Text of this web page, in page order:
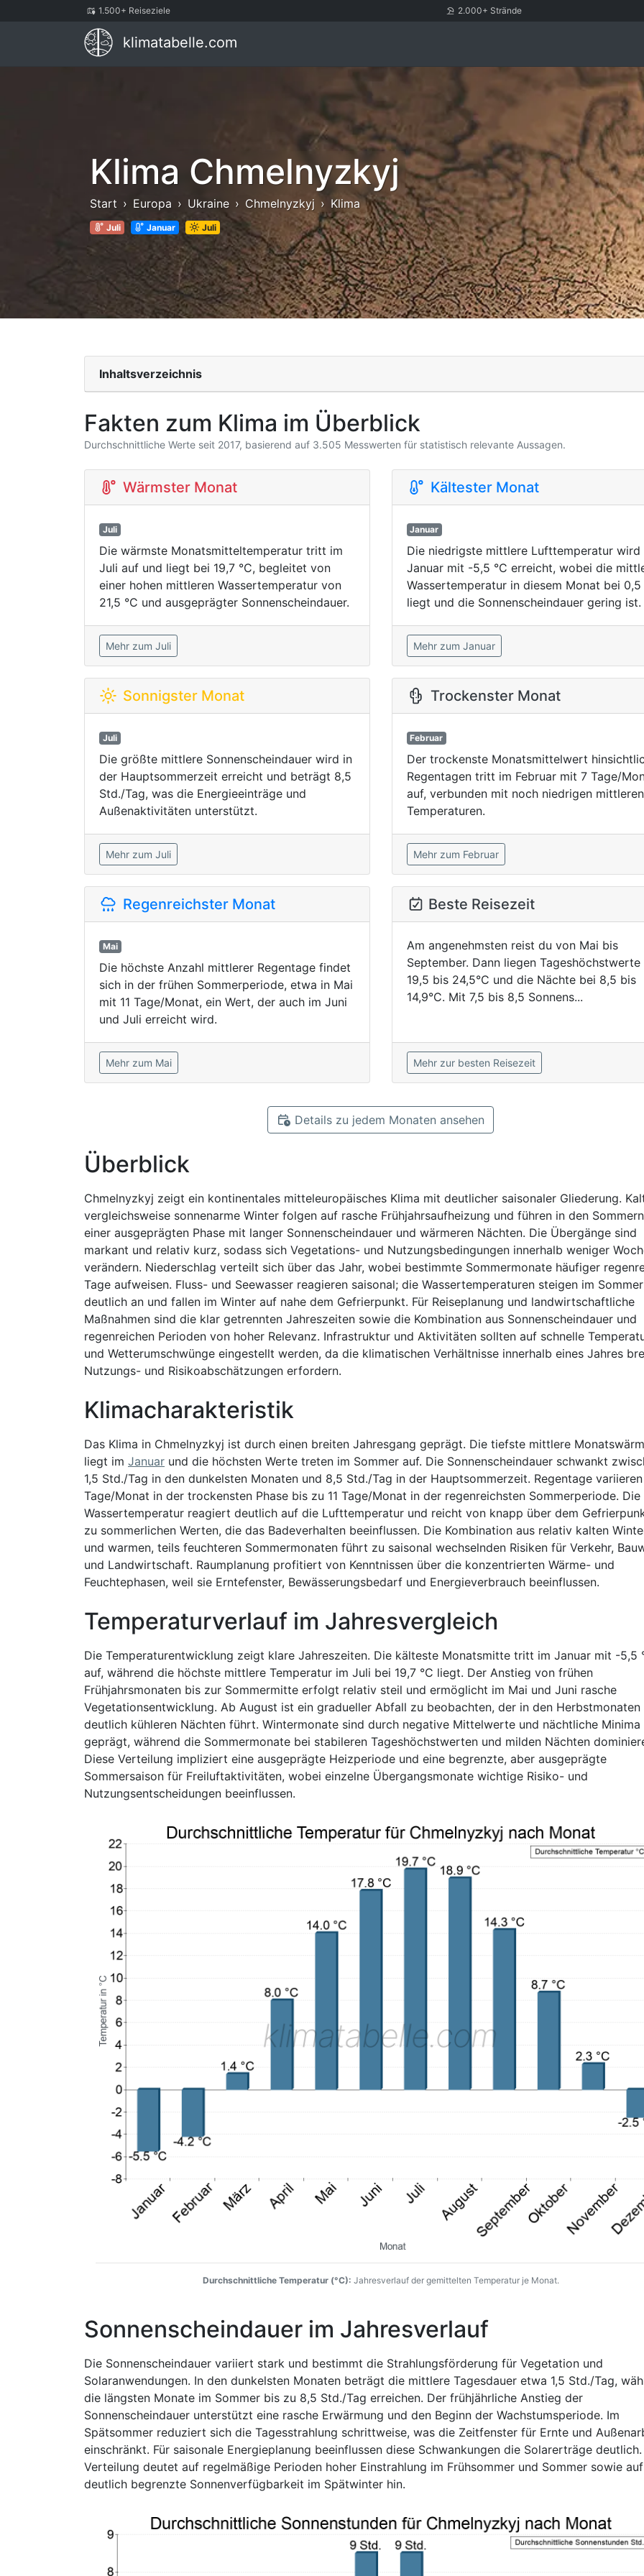
1.500+ Reiseziele 2.000+ Strände
klimatabelle.com
Klima Chmelnyzkyj
Start Europa Ukraine Chmelnyzkyj Klima
Juli Januar Juli
Inhaltsverzeichnis
Fakten zum Klima im Überblick
Durchschnittliche Werte seit 2017, basierend auf 3.505 Messwerten für statistisch relevante Aussagen.
Wärmster Monat
Juli
Die wärmste Monatsmitteltemperatur tritt im
Juli auf und liegt bei 19,7 °C, begleitet von
einer hohen mittleren Wassertemperatur von
21,5 °C und ausgeprägter Sonnenscheindauer.
Mehr zum Juli
Kältester Monat
Januar
Die niedrigste mittlere Lufttemperatur wird
Januar mit -5,5 °C erreicht, wobei die
Wassertemperatur in diesem Monat bei 0,5
liegt und die Sonnenscheindauer gering ist.
Mehr zum Januar
Sonnigster Monat
Juli
Die größte mittlere Sonnenscheindauer wird in
der Hauptsommerzeit erreicht und beträgt 8,5
Std./Tag, was die Energieeinträge und
Außenaktivitäten unterstützt.
Mehr zum Juli
Trockenster Monat
Februar
Der trockenste Monatsmittelwert
Regentagen tritt im Februar mit 7 Tage/
auf, verbunden mit noch niedrigen mittleren
Temperaturen.
Mehr zum Februar
Regenreichster Monat
Mai
Die höchste Anzahl mittlerer Regentage findet
sich in der frühen Sommerperiode, etwa in Mai
mit 11 Tage/Monat, ein Wert, der auch im Juni
und Juli erreicht wird.
Mehr zum Mai
Beste Reisezeit
Am angenehmsten reist du von Mai bis
September. Dann liegen Tageshöchstwerte
19,5 bis 24,5°C und die Nächte bei 8,5 bis
14,9°C. Mit 7,5 bis 8,5 Sonnens...
Mehr zur besten Reisezeit
Details zu jedem Monaten ansehen
Überblick
Chmelnyzkyj zeigt ein kontinentales mitteleuropäisches Klima mit deutlicher saisonaler Gliederung.
vergleichsweise sonnenarme Winter folgen auf rasche Frühjahrsaufheizung und führen in den
einer ausgeprägten Phase mit langer Sonnenscheindauer und wärmeren Nächten. Die Übergänge sind
markant und relativ kurz, sodass sich Vegetations- und Nutzungsbedingungen innerhalb weniger
verändern. Niederschlag verteilt sich über das Jahr, wobei bestimmte Sommermonate häufiger
Tage aufweisen. Fluss- und Seewasser reagieren saisonal; die Wassertemperaturen steigen im Sommer
deutlich an und fallen im Winter auf nahe dem Gefrierpunkt. Für Reiseplanung und landwirtschaftliche
Maßnahmen sind die klar getrennten Jahreszeiten sowie die Kombination aus Sonnenscheindauer und
regenreichen Perioden von hoher Relevanz. Infrastruktur und Aktivitäten sollten auf schnelle
und Wetterumschwünge eingestellt werden, da die klimatischen Verhältnisse innerhalb eines Jahres
Nutzungs- und Risikoabschätzungen erfordern.
Klimacharakteristik
Das Klima in Chmelnyzkyj ist durch einen breiten Jahresgang geprägt. Die tiefste mittlere
liegt im Januar und die höchsten Werte treten im Sommer auf. Die Sonnenscheindauer schwankt
1,5 Std./Tag in den dunkelsten Monaten und 8,5 Std./Tag in der Hauptsommerzeit. Regentage
Tage/Monat in der trockensten Phase bis zu 11 Tage/Monat in der regenreichsten Sommerperiode. Die
Wassertemperatur reagiert deutlich auf die Lufttemperatur und reicht von knapp über dem
zu sommerlichen Werten, die das Badeverhalten beeinflussen. Die Kombination aus relativ kalten
und warmen, teils feuchteren Sommermonaten führt zu saisonal wechselnden Risiken für Verkehr,
und Landwirtschaft. Raumplanung profitiert von Kenntnissen über die konzentrierten Wärme- und
Feuchtephasen, weil sie Erntefenster, Bewässerungsbedarf und Energieverbrauch beeinflussen.
Temperaturverlauf im Jahresvergleich
Die Temperaturentwicklung zeigt klare Jahreszeiten. Die kälteste Monatsmitte tritt im Januar mit -5,5
auf, während die höchste mittlere Temperatur im Juli bei 19,7 °C liegt. Der Anstieg von frühen
Frühjahrsmonaten bis zur Sommermitte erfolgt relativ steil und ermöglicht im Mai und Juni rasche
Vegetationsentwicklung. Ab August ist ein gradueller Abfall zu beobachten, der in den Herbstmonaten
deutlich kühleren Nächten führt. Wintermonate sind durch negative Mittelwerte und nächtliche Minima
geprägt, während die Sommermonate bei stabileren Tageshöchstwerten und milden Nächten
Diese Verteilung impliziert eine ausgeprägte Heizperiode und eine begrenzte, aber ausgeprägte
Sommersaison für Freiluftaktivitäten, wobei einzelne Übergangsmonate wichtige Risiko- und
Nutzungsentscheidungen beeinflussen.
Durchschnittliche Temperatur (°C): Jahresverlauf der gemittelten Temperatur je Monat.
Sonnenscheindauer im Jahresverlauf
Die Sonnenscheindauer variiert stark und bestimmt die Strahlungsförderung für Vegetation und
Solaranwendungen. In den dunkelsten Monaten beträgt die mittlere Tagesdauer etwa 1,5 Std./Tag,
die längsten Monate im Sommer bis zu 8,5 Std./Tag erreichen. Der frühjährliche Anstieg der
Sonnenscheindauer unterstützt eine rasche Erwärmung und den Beginn der Wachstumsperiode. Im
Spätsommer reduziert sich die Tagesstrahlung schrittweise, was die Zeitfenster für Ernte und
einschränkt. Für saisonale Energieplanung beeinflussen diese Schwankungen die Solarerträge
Verteilung deutet auf regelmäßige Perioden hoher Einstrahlung im Frühsommer und Sommer sowie auf
deutlich begrenzte Sonnenverfügbarkeit im Spätwinter hin.